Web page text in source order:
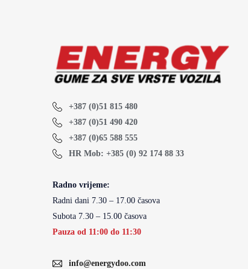
+387 (0)51 815 480
+387 (0)51 490 420
+387 (0)65 588 555
HR Mob: +385 (0) 92 174 88 33
Radno vrijeme:
Radni dani 7.30 – 17.00 časova
Subota 7.30 – 15.00 časova
Pauza od 11:00 do 11:30
info@energydoo.com